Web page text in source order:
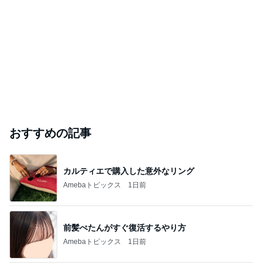
おすすめの記事
カルティエで購入した意外なリング
Amebaトピックス 1日前
前髪ぺたんがすぐ復活するやり方
Amebaトピックス 1日前